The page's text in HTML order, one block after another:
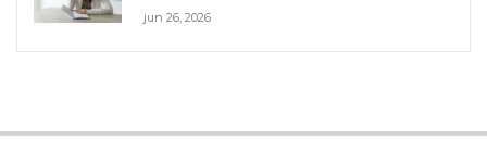
jun 26, 2026